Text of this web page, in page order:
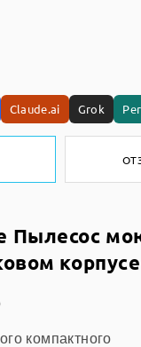
Claude.ai Grok
Пылесос
компактного